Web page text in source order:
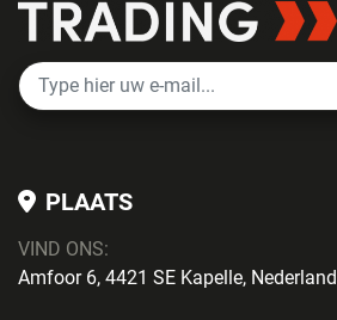
PLAATS
VIND ONS:
Amfoor 6, 4421 SE Kapelle, Nederland